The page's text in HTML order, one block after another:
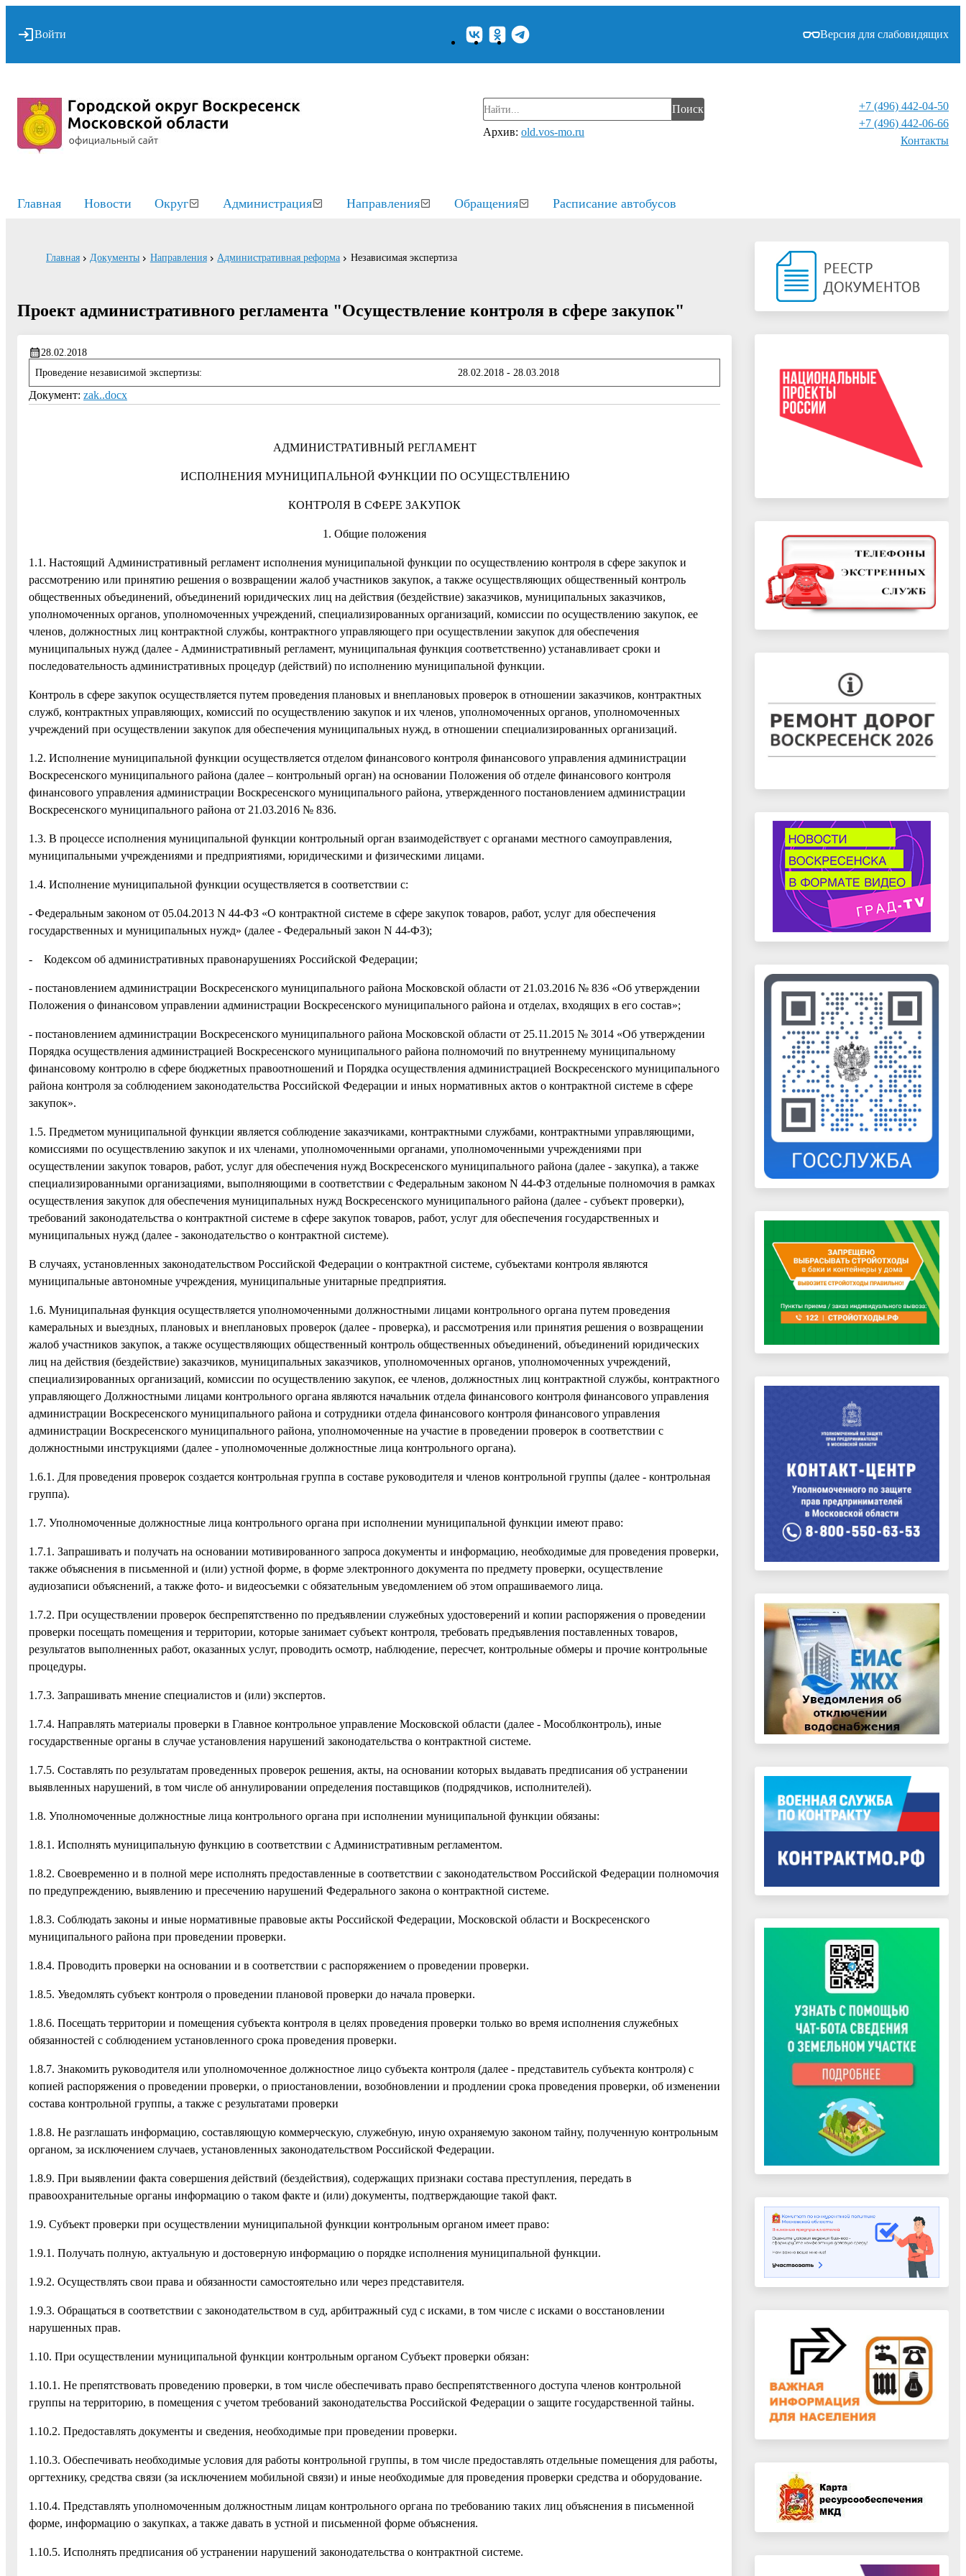
Войти Версия для слабовидящих
Поиск
Архив: old.vos-mo.ru
+7 (496) 442-04-50
+7 (496) 442-06-66
Контакты⁠
Главная Новости Округ Администрация Направления Обращения Расписание автобусов
Главная Документы Направления Административная реформа Независимая экспертиза
Проект административного регламента "Осуществление контроля в сфере закупок"
28.02.2018
Проведение независимой экспертизы:
28.02.2018 - 28.03.2018
Документ: zak..docx
АДМИНИСТРАТИВНЫЙ РЕГЛАМЕНТ
ИСПОЛНЕНИЯ МУНИЦИПАЛЬНОЙ ФУНКЦИИ ПО ОСУЩЕСТВЛЕНИЮ
КОНТРОЛЯ В СФЕРЕ ЗАКУПОК
1. Общие положения
1.1. Настоящий Административный регламент исполнения муниципальной функции по осуществлению контроля в сфере закупок и
рассмотрению или принятию решения о возвращении жалоб участников закупок, а также осуществляющих общественный контроль
общественных объединений, объединений юридических лиц на действия (бездействие) заказчиков, муниципальных заказчиков,
уполномоченных органов, уполномоченных учреждений, специализированных организаций, комиссии по осуществлению закупок, ее
членов, должностных лиц контрактной службы, контрактного управляющего при осуществлении закупок для обеспечения
муниципальных нужд (далее - Административный регламент, муниципальная функция соответственно) устанавливает сроки и
последовательность административных процедур (действий) по исполнению муниципальной функции.
Контроль в сфере закупок осуществляется путем проведения плановых и внеплановых проверок в отношении заказчиков, контрактных
служб, контрактных управляющих, комиссий по осуществлению закупок и их членов, уполномоченных органов, уполномоченных
учреждений при осуществлении закупок для обеспечения муниципальных нужд, в отношении специализированных организаций.
1.2. Исполнение муниципальной функции осуществляется отделом финансового контроля финансового управления администрации
Воскресенского муниципального района (далее – контрольный орган) на основании Положения об отделе финансового контроля
финансового управления администрации Воскресенского муниципального района, утвержденного постановлением администрации
Воскресенского муниципального района от 21.03.2016 № 836.
1.3. В процессе исполнения муниципальной функции контрольный орган взаимодействует с органами местного самоуправления,
муниципальными учреждениями и предприятиями, юридическими и физическими лицами.
1.4. Исполнение муниципальной функции осуществляется в соответствии с:
- Федеральным законом от 05.04.2013 N 44-ФЗ «О контрактной системе в сфере закупок товаров, работ, услуг для обеспечения
государственных и муниципальных нужд» (далее - Федеральный закон N 44-ФЗ);
- Кодексом об административных правонарушениях Российской Федерации;
- постановлением администрации Воскресенского муниципального района Московской области от 21.03.2016 № 836 «Об утверждении
Положения о финансовом управлении администрации Воскресенского муниципального района и отделах, входящих в его состав»;
- постановлением администрации Воскресенского муниципального района Московской области от 25.11.2015 № 3014 «Об утверждении
Порядка осуществления администрацией Воскресенского муниципального района полномочий по внутреннему муниципальному
финансовому контролю в сфере бюджетных правоотношений и Порядка осуществления администрацией Воскресенского муниципального
района контроля за соблюдением законодательства Российской Федерации и иных нормативных актов о контрактной системе в сфере
закупок».
1.5. Предметом муниципальной функции является соблюдение заказчиками, контрактными службами, контрактными управляющими,
комиссиями по осуществлению закупок и их членами, уполномоченными органами, уполномоченными учреждениями при
осуществлении закупок товаров, работ, услуг для обеспечения нужд Воскресенского муниципального района (далее - закупка), а также
специализированными организациями, выполняющими в соответствии с Федеральным законом N 44-ФЗ отдельные полномочия в рамках
осуществления закупок для обеспечения муниципальных нужд Воскресенского муниципального района (далее - субъект проверки),
требований законодательства о контрактной системе в сфере закупок товаров, работ, услуг для обеспечения государственных и
муниципальных нужд (далее - законодательство о контрактной системе).
В случаях, установленных законодательством Российской Федерации о контрактной системе, субъектами контроля являются
муниципальные автономные учреждения, муниципальные унитарные предприятия.
1.6. Муниципальная функция осуществляется уполномоченными должностными лицами контрольного органа путем проведения
камеральных и выездных, плановых и внеплановых проверок (далее - проверка), и рассмотрения или принятия решения о возвращении
жалоб участников закупок, а также осуществляющих общественный контроль общественных объединений, объединений юридических
лиц на действия (бездействие) заказчиков, муниципальных заказчиков, уполномоченных органов, уполномоченных учреждений,
специализированных организаций, комиссии по осуществлению закупок, ее членов, должностных лиц контрактной службы, контрактного
управляющего Должностными лицами контрольного органа являются начальник отдела финансового контроля финансового управления
администрации Воскресенского муниципального района и сотрудники отдела финансового контроля финансового управления
администрации Воскресенского муниципального района, уполномоченные на участие в проведении проверок в соответствии с
должностными инструкциями (далее - уполномоченные должностные лица контрольного органа).
1.6.1. Для проведения проверок создается контрольная группа в составе руководителя и членов контрольной группы (далее - контрольная
группа).
1.7. Уполномоченные должностные лица контрольного органа при исполнении муниципальной функции имеют право:
1.7.1. Запрашивать и получать на основании мотивированного запроса документы и информацию, необходимые для проведения проверки,
также объяснения в письменной и (или) устной форме, в форме электронного документа по предмету проверки, осуществление
аудиозаписи объяснений, а также фото- и видеосъемки с обязательным уведомлением об этом опрашиваемого лица.
1.7.2. При осуществлении проверок беспрепятственно по предъявлении служебных удостоверений и копии распоряжения о проведении
проверки посещать помещения и территории, которые занимает субъект контроля, требовать предъявления поставленных товаров,
результатов выполненных работ, оказанных услуг, проводить осмотр, наблюдение, пересчет, контрольные обмеры и прочие контрольные
процедуры.
1.7.3. Запрашивать мнение специалистов и (или) экспертов.
1.7.4. Направлять материалы проверки в Главное контрольное управление Московской области (далее - Мособлконтроль), иные
государственные органы в случае установления нарушений законодательства о контрактной системе.
1.7.5. Составлять по результатам проведенных проверок решения, акты, на основании которых выдавать предписания об устранении
выявленных нарушений, в том числе об аннулировании определения поставщиков (подрядчиков, исполнителей).
1.8. Уполномоченные должностные лица контрольного органа при исполнении муниципальной функции обязаны:
1.8.1. Исполнять муниципальную функцию в соответствии с Административным регламентом.
1.8.2. Своевременно и в полной мере исполнять предоставленные в соответствии с законодательством Российской Федерации полномочия
по предупреждению, выявлению и пресечению нарушений Федерального закона о контрактной системе.
1.8.3. Соблюдать законы и иные нормативные правовые акты Российской Федерации, Московской области и Воскресенского
муниципального района при проведении проверки.
1.8.4. Проводить проверки на основании и в соответствии с распоряжением о проведении проверки.
1.8.5. Уведомлять субъект контроля о проведении плановой проверки до начала проверки.
1.8.6. Посещать территории и помещения субъекта контроля в целях проведения проверки только во время исполнения служебных
обязанностей с соблюдением установленного срока проведения проверки.
1.8.7. Знакомить руководителя или уполномоченное должностное лицо субъекта контроля (далее - представитель субъекта контроля) с
копией распоряжения о проведении проверки, о приостановлении, возобновлении и продлении срока проведения проверки, об изменении
состава контрольной группы, а также с результатами проверки
1.8.8. Не разглашать информацию, составляющую коммерческую, служебную, иную охраняемую законом тайну, полученную контрольным
органом, за исключением случаев, установленных законодательством Российской Федерации.
1.8.9. При выявлении факта совершения действий (бездействия), содержащих признаки состава преступления, передать в
правоохранительные органы информацию о таком факте и (или) документы, подтверждающие такой факт.
1.9. Субъект проверки при осуществлении муниципальной функции контрольным органом имеет право:
1.9.1. Получать полную, актуальную и достоверную информацию о порядке исполнения муниципальной функции.
1.9.2. Осуществлять свои права и обязанности самостоятельно или через представителя.
1.9.3. Обращаться в соответствии с законодательством в суд, арбитражный суд с исками, в том числе с исками о восстановлении
нарушенных прав.
1.10. При осуществлении муниципальной функции контрольным органом Субъект проверки обязан:
1.10.1. Не препятствовать проведению проверки, в том числе обеспечивать право беспрепятственного доступа членов контрольной
группы на территорию, в помещения с учетом требований законодательства Российской Федерации о защите государственной тайны.
1.10.2. Предоставлять документы и сведения, необходимые при проведении проверки.
1.10.3. Обеспечивать необходимые условия для работы контрольной группы, в том числе предоставлять отдельные помещения для работы,
оргтехнику, средства связи (за исключением мобильной связи) и иные необходимые для проведения проверки средства и оборудование.
1.10.4. Представлять уполномоченным должностным лицам контрольного органа по требованию таких лиц объяснения в письменной
форме, информацию о закупках, а также давать в устной и письменной форме объяснения.
1.10.5. Исполнять предписания об устранении нарушений законодательства о контрактной системе.